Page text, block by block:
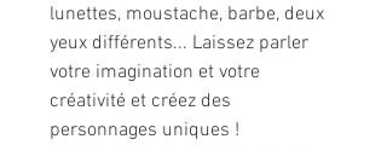
lunettes, moustache, barbe, deux
yeux différents... Laissez parler
votre imagination et votre
créativité et créez des
personnages uniques !